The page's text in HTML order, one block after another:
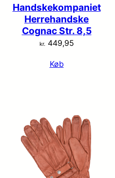
Handskekompaniet
Herrehandske
Cognac Str. 8,5
kr. 449,95
Køb